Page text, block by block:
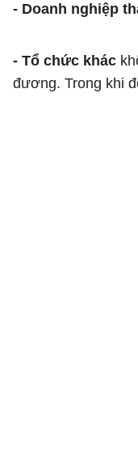
- Doanh nghiệp
- Tổ chức khác
đương. Trong khi